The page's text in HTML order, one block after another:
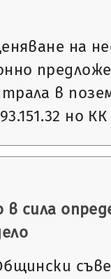
на
в
но
в сила